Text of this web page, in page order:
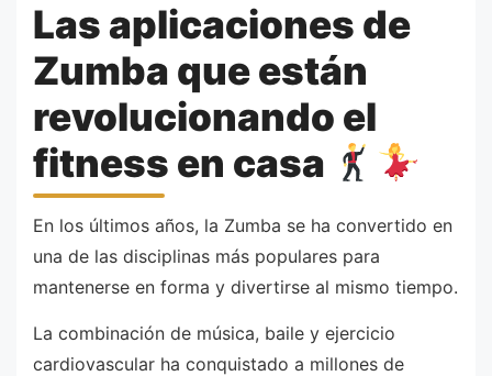
Las aplicaciones de
Zumba que están
revolucionando el
fitness en casa
En los últimos años, la Zumba se ha convertido en
una de las disciplinas más populares para
mantenerse en forma y divertirse al mismo tiempo.
La combinación de música, baile y ejercicio
cardiovascular ha conquistado a millones de